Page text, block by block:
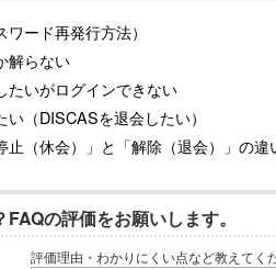
ード再発行方法）
解らない
たいがログインできない
（DISCASを退会したい）
止（休会）」と「解除（退会）」の
の評価をお願いします。
評価理由・わかりにくい点など教えてく